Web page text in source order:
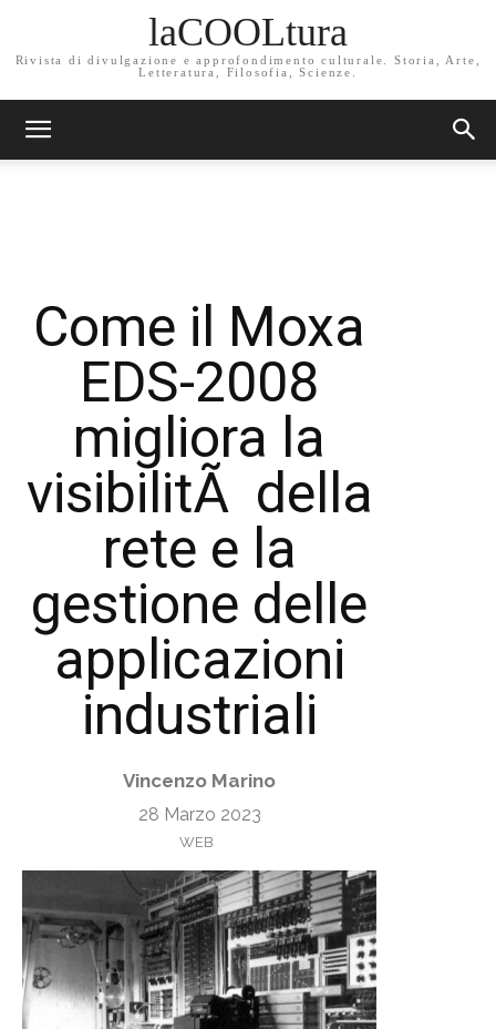
laCOOLtura
Rivista di divulgazione e approfondimento culturale. Storia, Arte,
Letteratura, Filosofia, Scienze.
Come il Moxa
EDS-2008
migliora la
visibilitÃ della
rete e la
gestione delle
applicazioni
industriali
Vincenzo Marino
28 Marzo 2023
WEB